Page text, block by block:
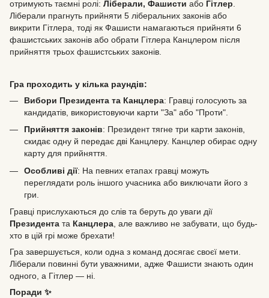
отримують таємні ролі: Ліберали, Фашисти або Гітлер
Ліберали прагнуть прийняти 5 ліберальних законів або
викрити Гітлера, тоді як Фашисти намагаються прийняти 6
фашистських законів або обрати Гітлера Канцлером після
прийняття трьох фашистських законів.
Гра проходить у кілька раундів:
Вибори Президента та Канцлера: Гравці голосують за
кандидатів, використовуючи карти "За" або "Проти".
Прийняття законів: Президент тягне три карти законів,
скидає одну й передає дві Канцлеру. Канцлер обирає одну
карту для прийняття.
Особливі дії: На певних етапах гравці можуть
переглядати роль іншого учасника або виключати його з
гри.
Гравці прислухаються до слів та беруть до уваги дії
Президента та Канцлера , але важливо не забувати, що будь-
хто в цій грі може брехати!
Гра завершується, коли одна з команд досягає своєї мети.
Ліберали повинні бути уважними, адже Фашисти знають один
одного, а Гітлер — ні.
Поради ✨